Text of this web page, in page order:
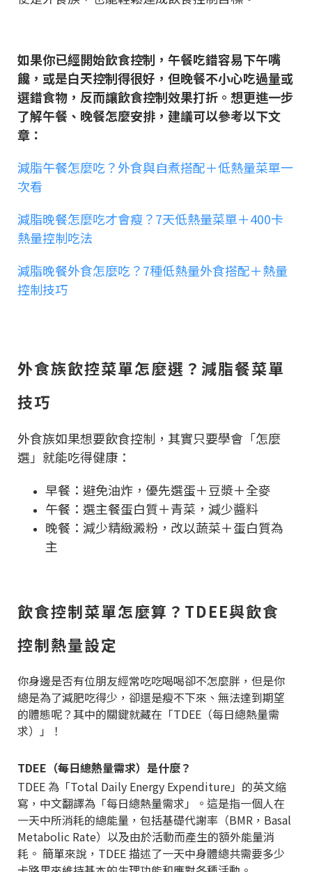
如果你已經開始飲食控制，午餐吃錯容易下午嘴
饞，或是白天控制得很好，但晚餐不小心吃過量或
選錯食物，反而讓飲食控制效果打折。想更進一步
了解午餐、晚餐怎麼安排，建議可以參考以下文
章：
減脂午餐怎麼吃？外食與自煮搭配＋低熱量菜單一
次看
減脂晚餐怎麼吃才會瘦？7天低熱量菜單＋400卡
熱量控制吃法
減脂晚餐外食怎麼吃？7種低熱量外食搭配＋熱量
控制技巧
外食族飲控菜單怎麼選？減脂餐菜單
技巧
外食族如果想要飲食控制，其實只要學會「怎麼
選」就能吃得健康：
早餐：避免油炸，優先選蛋＋豆漿＋全麥
午餐：選主餐蛋白質＋青菜，減少醬料
晚餐：減少精緻澱粉，改以蔬菜＋蛋白質為
主
飲食控制菜單怎麼算？TDEE與飲食
控制熱量設定
你身邊是否有位朋友經常吃吃喝喝卻不怎麼胖，但是你
總是為了減肥吃得少，卻還是瘦不下來、無法達到期望
的體態呢？其中的關鍵就藏在「TDEE（每日總熱量需
求）」！
TDEE（每日總熱量需求）是什麼？
TDEE 為「Total Daily Energy Expenditure」的英文縮
寫，中文翻譯為「每日總熱量需求」。這是指一個人在
一天中所消耗的總能量，包括基礎代謝率（BMR，Basal
Metabolic Rate）以及由於活動而產生的額外能量消
耗。 簡單來說，TDEE 描述了一天中身體總共需要多少